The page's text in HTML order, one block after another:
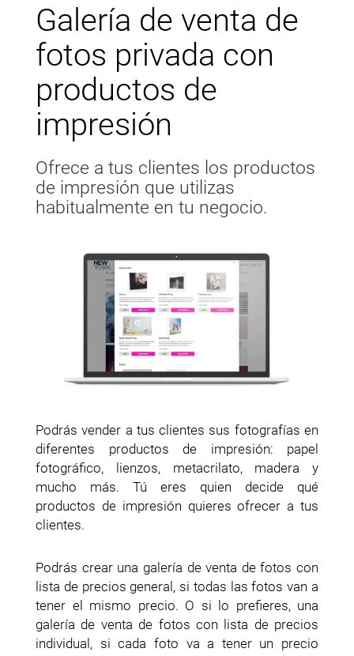
Galería de venta de
fotos privada con
productos de
impresión
Ofrece a tus clientes los productos
de impresión que utilizas
habitualmente en tu negocio.
Podrás vender a tus clientes sus fotografías en
diferentes productos de impresión: papel
fotográfico, lienzos, metacrilato, madera y
mucho más. Tú eres quien decide qué
productos de impresión quieres ofrecer a tus
clientes.
Podrás crear una galería de venta de fotos con
lista de precios general, si todas las fotos van a
tener el mismo precio. O si lo prefieres, una
galería de venta de fotos con lista de precios
individual, si cada foto va a tener un precio